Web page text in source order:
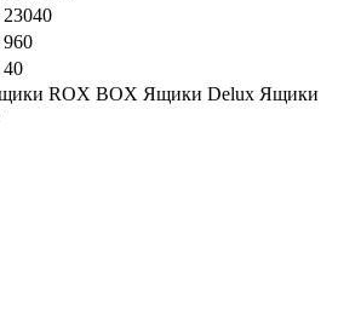
23040
960
40
ROX BOX Ящики Delux Ящики